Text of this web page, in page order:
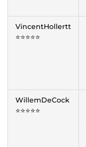
VincentHollertt
⭐⭐⭐⭐⭐
WillemDeCock
⭐⭐⭐⭐⭐